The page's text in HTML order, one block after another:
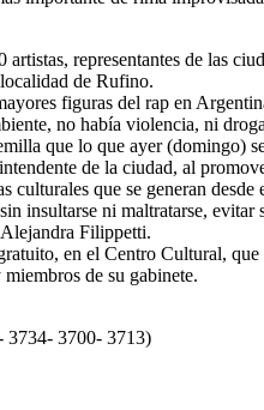
representantes de las
de Rufino.
figuras del rap en
no había violencia, ni
que lo que ayer (domingo)
de la ciudad, al
culturales que se generan
insultarse ni maltratarse,
Filippetti.
en el Centro Cultural,
de su gabinete.
3734- 3700- 3713)